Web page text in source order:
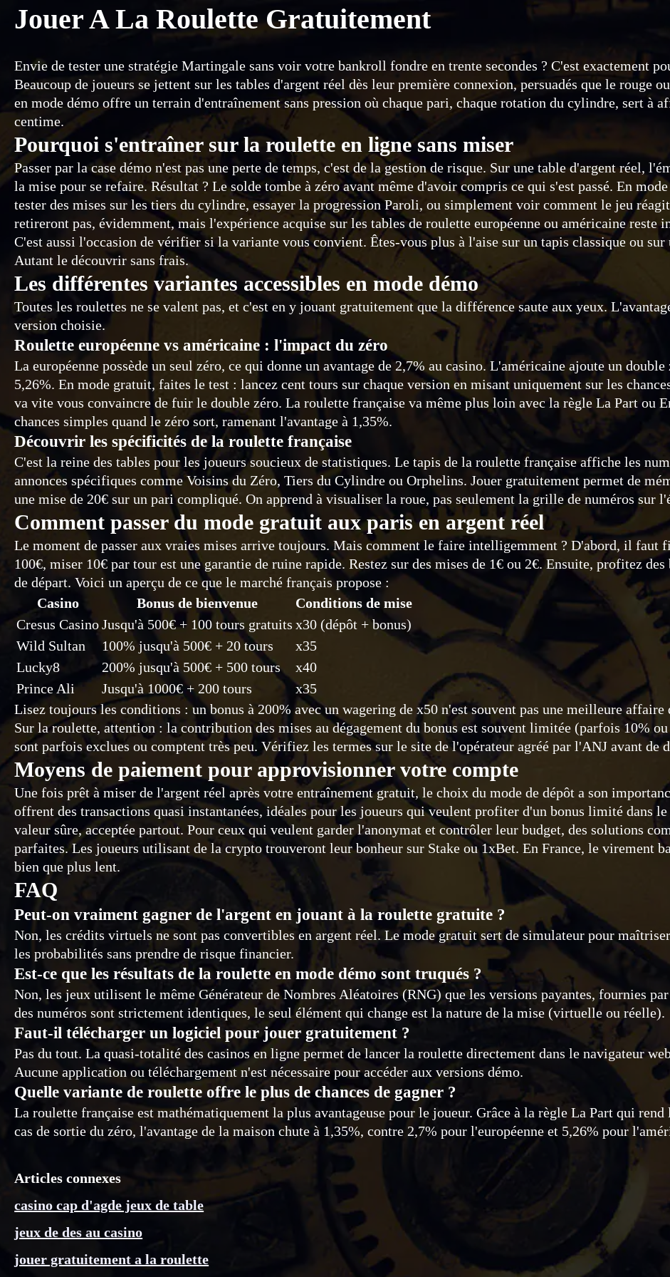
Jouer A La Roulette Gratuitement
Envie de tester une stratégie Martingale sans voir votre bankroll fondre en trente secondes ? C'est exactement
Beaucoup de joueurs se jettent sur les tables d'argent réel dès leur première connexion, persuadés que le rouge
en mode démo offre un terrain d'entraînement sans pression où chaque pari, chaque rotation du cylindre, sert à
centime.
Pourquoi s'entraîner sur la roulette en ligne sans miser
Passer par la case démo n'est pas une perte de temps, c'est de la gestion de risque. Sur une table d'argent réel,
la mise pour se refaire. Résultat ? Le solde tombe à zéro avant même d'avoir compris ce qui s'est passé. En
tester des mises sur les tiers du cylindre, essayer la progression Paroli, ou simplement voir comment le jeu
retireront pas, évidemment, mais l'expérience acquise sur les tables de roulette européenne ou américaine reste
C'est aussi l'occasion de vérifier si la variante vous convient. Êtes-vous plus à l'aise sur un tapis classique ou
Autant le découvrir sans frais.
Les différentes variantes accessibles en mode démo
Toutes les roulettes ne se valent pas, et c'est en y jouant gratuitement que la différence saute aux yeux.
version choisie.
Roulette européenne vs américaine : l'impact du zéro
La européenne possède un seul zéro, ce qui donne un avantage de 2,7% au casino. L'américaine ajoute un
5,26%. En mode gratuit, faites le test : lancez cent tours sur chaque version en misant uniquement sur les
va vite vous convaincre de fuir le double zéro. La roulette française va même plus loin avec la règle La Part ou
chances simples quand le zéro sort, ramenant l'avantage à 1,35%.
Découvrir les spécificités de la roulette française
C'est la reine des tables pour les joueurs soucieux de statistiques. Le tapis de la roulette française affiche les
annonces spécifiques comme Voisins du Zéro, Tiers du Cylindre ou Orphelins. Jouer gratuitement permet de
une mise de 20€ sur un pari compliqué. On apprend à visualiser la roue, pas seulement la grille de numéros sur
Comment passer du mode gratuit aux paris en argent réel
Le moment de passer aux vraies mises arrive toujours. Mais comment le faire intelligemment ? D'abord, il
100€, miser 10€ par tour est une garantie de ruine rapide. Restez sur des mises de 1€ ou 2€. Ensuite, profitez
de départ. Voici un aperçu de ce que le marché français propose :
Casino
Bonus de bienvenue
Conditions de mise
Cresus CasinoJusqu'à 500€ + 100 tours gratuits x30 (dépôt + bonus)
Wild Sultan
100% jusqu'à 500€ + 20 tours
x35
Lucky8
200% jusqu'à 500€ + 500 tours
x40
Prince Ali
Jusqu'à 1000€ + 200 tours
x35
Lisez toujours les conditions : un bonus à 200% avec un wagering de x50 n'est souvent pas une meilleure
Sur la roulette, attention : la contribution des mises au dégagement du bonus est souvent limitée (parfois 10%
sont parfois exclues ou comptent très peu. Vérifiez les termes sur le site de l'opérateur agréé par l'ANJ avant de
Moyens de paiement pour approvisionner votre compte
Une fois prêt à miser de l'argent réel après votre entraînement gratuit, le choix du mode de dépôt a son
offrent des transactions quasi instantanées, idéales pour les joueurs qui veulent profiter d'un bonus limité dans
valeur sûre, acceptée partout. Pour ceux qui veulent garder l'anonymat et contrôler leur budget, des solutions
parfaites. Les joueurs utilisant de la crypto trouveront leur bonheur sur Stake ou 1xBet. En France, le virement
bien que plus lent.
FAQ
Peut-on vraiment gagner de l'argent en jouant à la roulette gratuite ?
Non, les crédits virtuels ne sont pas convertibles en argent réel. Le mode gratuit sert de simulateur pour
les probabilités sans prendre de risque financier.
Est-ce que les résultats de la roulette en mode démo sont truqués ?
Non, les jeux utilisent le même Générateur de Nombres Aléatoires (RNG) que les versions payantes, fournies
des numéros sont strictement identiques, le seul élément qui change est la nature de la mise (virtuelle ou réelle).
Faut-il télécharger un logiciel pour jouer gratuitement ?
Pas du tout. La quasi-totalité des casinos en ligne permet de lancer la roulette directement dans le navigateur
Aucune application ou téléchargement n'est nécessaire pour accéder aux versions démo.
Quelle variante de roulette offre le plus de chances de gagner ?
La roulette française est mathématiquement la plus avantageuse pour le joueur. Grâce à la règle La Part qui
cas de sortie du zéro, l'avantage de la maison chute à 1,35%, contre 2,7% pour l'européenne et 5,26% pour
Articles connexes
casino cap d'agde jeux de table
jeux de des au casino
jouer gratuitement a la roulette